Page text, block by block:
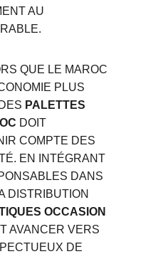
AU
QUE LE MAROC
PLUS
PALETTES
DOIT
COMPTE DES
EN INTÉGRANT
DANS
DISTRIBUTION
OCCASION
AVANCER VERS
DE